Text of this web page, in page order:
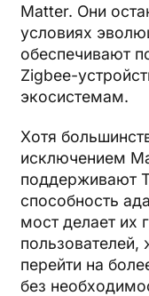
Matter. Они
условиях
обеспечивают
Zigbee-
экосистемам.
Хотя
исключением
поддерживают
способность
мост делает их
перейти на
без